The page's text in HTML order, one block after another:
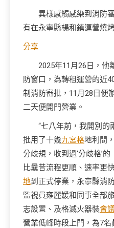
異樣感觸感染到消防
有在永寧縣楊和鎮運營燒
分享
2025年11月26日，他
防窗口，為轉租運營的近
制消防審批，11月28日便
二天便開門營業。
“七八年前，我開別的
批用了十幾九宮格地利間
分歧規，收到過‘分歧格’
比曩昔流程更順、速率更
地到正式停業，永寧縣消
監視員雍麗媛和同事全部
志設置、及格滅火器裝會
營業低峰時段上門，為7